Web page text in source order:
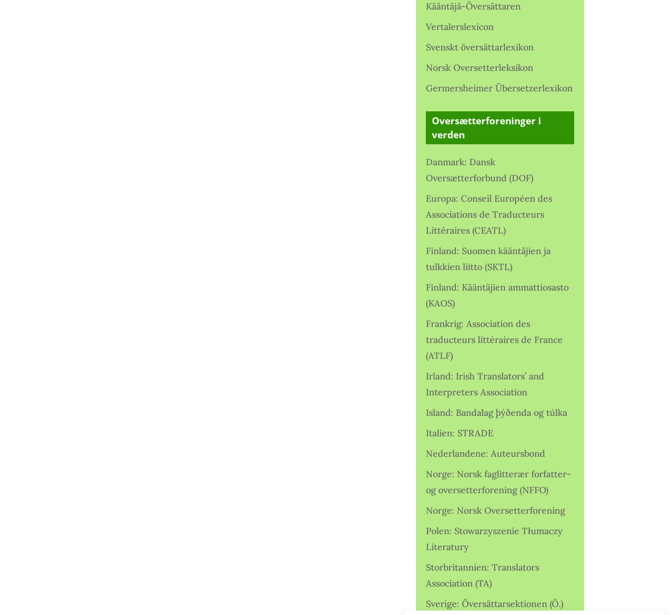
Kääntäjä-Översättaren
Vertalerslexicon
Svenskt översättarlexikon
Norsk Oversetterleksikon
Germersheimer Übersetzerlexikon
Oversætterforeninger i
verden
Danmark: Dansk
Oversætterforbund (DOF)
Europa: Conseil Européen des
Associations de Traducteurs
Littéraires (CEATL)
Finland: Suomen kääntäjien ja
tulkkien liitto (SKTL)
Finland: Kääntäjien ammattiosasto
(KAOS)
Frankrig: Association des
traducteurs littéraires de France
(ATLF)
Irland: Irish Translators’ and
Interpreters Association
Island: Bandalag þýðenda og túlka
Italien: STRADE
Nederlandene: Auteursbond
Norge: Norsk faglitterær forfatter-
og oversetterforening (NFFO)
Norge: Norsk Oversetterforening
Polen: Stowarzyszenie Tłumaczy
Literatury
Storbritannien: Translators
Association (TA)
Sverige: Översättarsektionen (Ö.)